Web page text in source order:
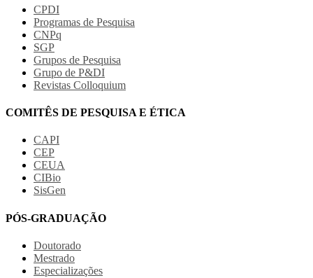
CPDI
Programas de Pesquisa
CNPq
SGP
Grupos de Pesquisa
Grupo de P&DI
Revistas Colloquium
COMITÊS DE PESQUISA E ÉTICA
CAPI
CEP
CEUA
CIBio
SisGen
PÓS-GRADUAÇÃO
Doutorado
Mestrado
Especializações